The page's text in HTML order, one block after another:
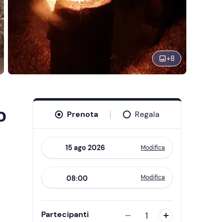
+8
Prenota Regala
forward
to
interact
with
Modifica
08:00 Modifica
Partecipanti 1